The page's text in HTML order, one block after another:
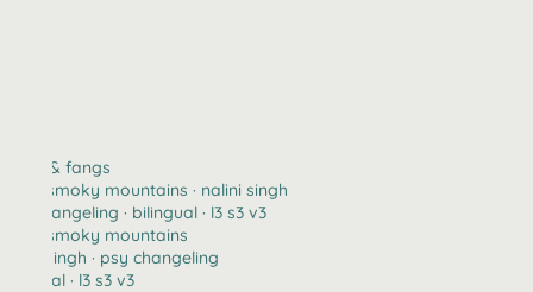
claws & fangs
2123 · smoky mountains · nalini singh
psy changeling · bilingual · l3 s3 v3
2123 · smoky mountains
nalini singh · psy changeling
bilingual · l3 s3 v3